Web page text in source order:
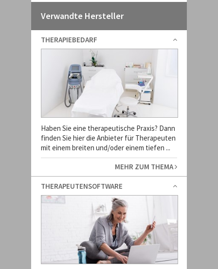
Verwandte Hersteller
THERAPIEBEDARF
Haben Sie eine therapeutische Praxis? Dann
finden Sie hier die Anbieter für Therapeuten
mit einem breiten und/oder einem tiefen ...
MEHR ZUM THEMA
THERAPEUTENSOFTWARE